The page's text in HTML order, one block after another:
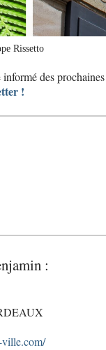
Rissetto
des
!
: